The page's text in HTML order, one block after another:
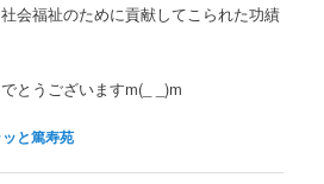
会福祉のために貢献してこられた功績
とうございますm(_ _)m
と篤寿苑